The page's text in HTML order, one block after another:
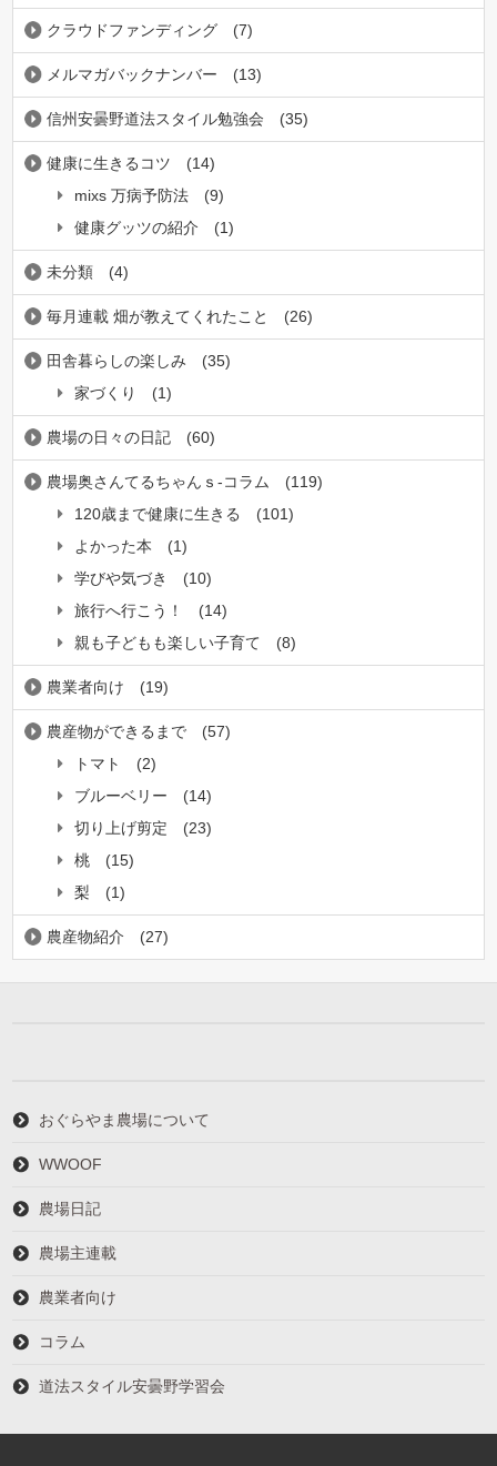
クラウドファンディング (7)
メルマガバックナンバー (13)
信州安曇野道法スタイル勉強会 (35)
健康に生きるコツ
(14)
mixs 万病予防法
(9)
健康グッツの紹介
(1)
未分類 (4)
毎月連載 畑が教えてくれたこと (26)
田舎暮らしの楽しみ
(35)
家づくり
(1)
農場の日々の日記 (60)
農場奥さんてるちゃんｓ-コラム
(119)
120歳まで健康に生きる
(101)
よかった本
(1)
学びや気づき
(10)
旅行へ行こう！
(14)
親も子どもも楽しい子育て
(8)
農業者向け (19)
農産物ができるまで
(57)
トマト
(2)
ブルーベリー
(14)
切り上げ剪定
(23)
桃
(15)
梨
(1)
農産物紹介 (27)
おぐらやま農場について
WWOOF
農場日記
農場主連載
農業者向け
コラム
道法スタイル安曇野学習会